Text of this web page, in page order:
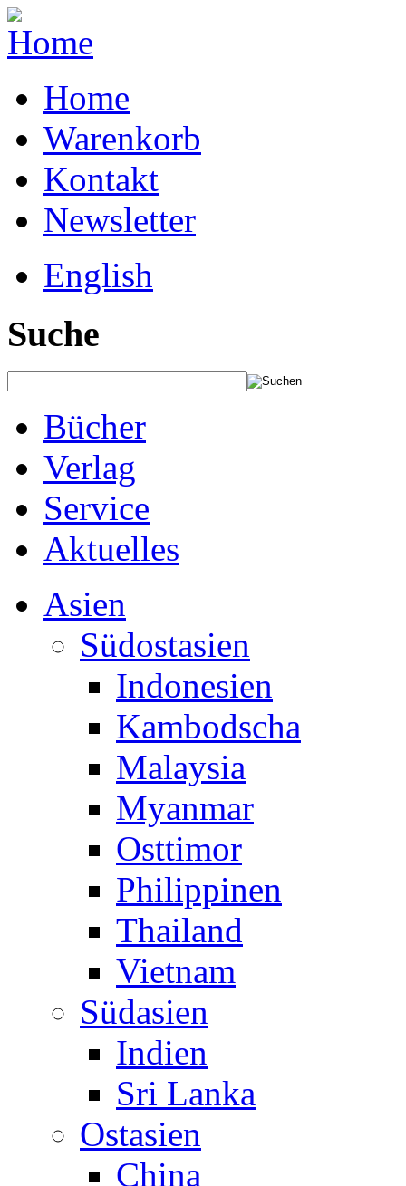
Home
Warenkorb
Kontakt
Newsletter
English
Suche
Bücher
Verlag
Service
Aktuelles
Asien
Südostasien
Indonesien
Kambodscha
Malaysia
Myanmar
Osttimor
Philippinen
Thailand
Vietnam
Südasien
Indien
Sri Lanka
Ostasien
China